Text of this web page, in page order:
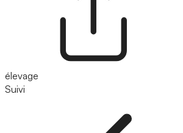
élevage
Suivi